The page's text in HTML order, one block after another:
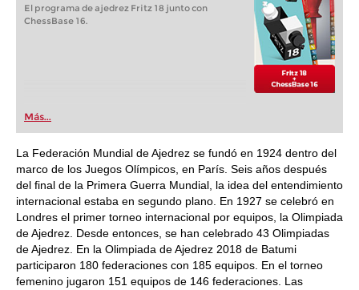
El programa de ajedrez Fritz 18 junto con
ChessBase 16.
Más...
La Federación Mundial de Ajedrez se fundó en 1924 dentro del
marco de los Juegos Olímpicos, en París. Seis años después
del final de la Primera Guerra Mundial, la idea del entendimiento
internacional estaba en segundo plano. En 1927 se celebró en
Londres el primer torneo internacional por equipos, la Olimpiada
de Ajedrez. Desde entonces, se han celebrado 43 Olimpiadas
de Ajedrez. En la Olimpiada de Ajedrez 2018 de Batumi
participaron 180 federaciones con 185 equipos. En el torneo
femenino jugaron 151 equipos de 146 federaciones. Las